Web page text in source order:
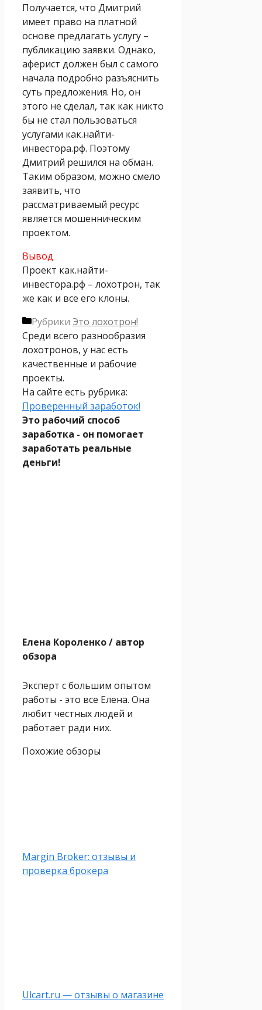
Получается, что Дмитрий
имеет право на платной
основе предлагать услугу –
публикацию заявки. Однако,
аферист должен был с самого
начала подробно разъяснить
суть предложения. Но, он
этого не сделал, так как никто
бы не стал пользоваться
услугами как.найти-
инвестора.рф. Поэтому
Дмитрий решился на обман.
Таким образом, можно смело
заявить, что
рассматриваемый ресурс
является мошенническим
проектом.
Вывод
Проект как.найти-
инвестора.рф – лохотрон, так
же как и все его клоны.
Рубрики Это лохотрон!
Среди всего разнообразия
лохотронов, у нас есть
качественные и рабочие
проекты.
На сайте есть рубрика:
Проверенный заработок!
Это рабочий способ
заработка - он помогает
заработать реальные
деньги!
Елена Короленко/ автор
обзора
Эксперт с большим опытом
работы - это все Елена. Она
любит честных людей и
работает ради них.
Похожие обзоры
Margin Broker: отзывы и
проверка брокера
Ulcart.ru — отзывы о магазине